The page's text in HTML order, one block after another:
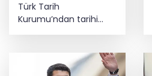
Türk Tarih
Kurumu’ndan tarihi
içerikler tek platformda